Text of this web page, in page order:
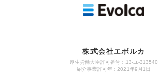
株式会社エボルカ
厚生労働大臣許可番号：13‐ユ‐313540
紹介事業許可年：2021年9月1日